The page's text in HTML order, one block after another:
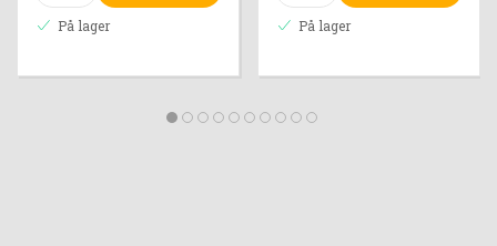
På lager På lager